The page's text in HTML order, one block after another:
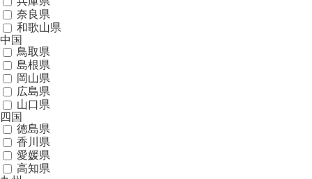
奈良県
和歌山県
中国
鳥取県
島根県
岡山県
広島県
山口県
四国
徳島県
香川県
愛媛県
高知県